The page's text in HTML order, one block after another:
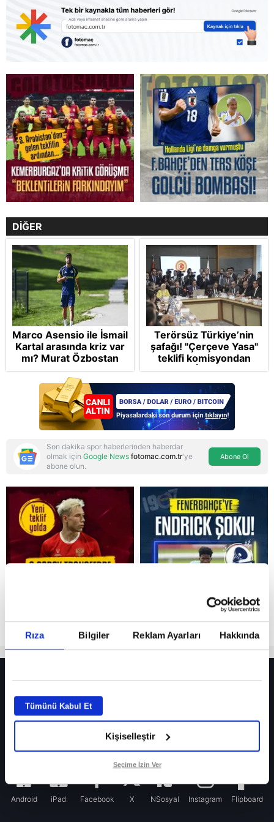
Rıza Bilgiler Reklam Ayarları Hakkında
Tümünü Kabul Et
Kişiselleştir
Seçime İzin Ver
Reddet
DİĞER
Marco Asensio ile İsmail
Kartal arasında kriz var
mı? Murat Özbostan
analiz etti: Egoları da
yönetmelisiniz
Terörsüz Türkiye’nin
şafağı! "Çerçeve Yasa"
teklifi komisyondan
geçti: İP ve Yeni
Parti'den provokasyon
Son dakika spor haberlerinden haberdar
olmak için Google News fotomac.com.tr'ye
abone olun.
Abone Ol
Fenerbahçe’de sürpriz ayrılık ihtimali! Devre arasında gelmişti
Fenerbahçe’nin yeni transferi Mason Greenwood için olay sözler!
Galatasaray’da rota yeniden Thiago Almada!
Android iPad Facebook X NSosyal Instagram Flipboard